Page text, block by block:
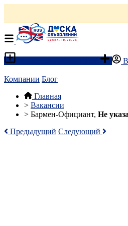
Компании Блог
Главная
> Вакансии
> Бармен-Официант, Не
Предыдущий Следующий